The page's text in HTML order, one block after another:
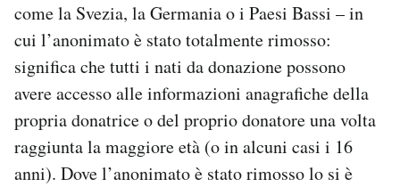
come la Svezia, la Germania o i Paesi Bassi – in
cui l’anonimato è stato totalmente rimosso:
significa che tutti i nati da donazione possono
avere accesso alle informazioni anagrafiche della
propria donatrice o del proprio donatore una volta
raggiunta la maggiore età (o in alcuni casi i 16
anni). Dove l’anonimato è stato rimosso lo si è